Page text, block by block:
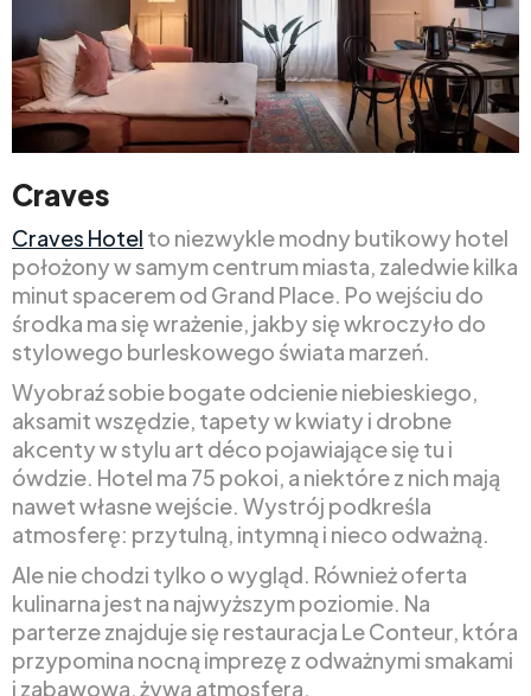
Craves
Craves Hotel to niezwykle modny butikowy hotel
położony w samym centrum miasta, zaledwie kilka
minut spacerem od Grand Place. Po wejściu do
środka ma się wrażenie, jakby się wkroczyło do
stylowego burleskowego świata marzeń.
Wyobraź sobie bogate odcienie niebieskiego,
aksamit wszędzie, tapety w kwiaty i drobne
akcenty w stylu art déco pojawiające się tu i
ówdzie. Hotel ma 75 pokoi, a niektóre z nich mają
nawet własne wejście. Wystrój podkreśla
atmosferę: przytulną, intymną i nieco odważną.
Ale nie chodzi tylko o wygląd. Również oferta
kulinarna jest na najwyższym poziomie. Na
parterze znajduje się restauracja Le Conteur, która
przypomina nocną imprezę z odważnymi smakami
i zabawową, żywą atmosferą.